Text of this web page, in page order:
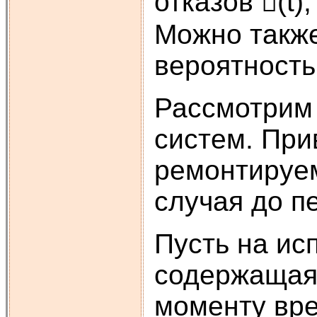
Можно
систем.
случая до
Пусть на
моменту